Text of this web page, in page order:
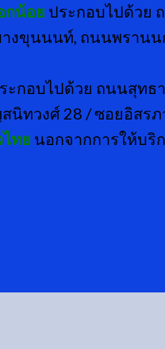
กน้อย ประกอบไปด้วย
งขุนนนท์, ถนนพราน
ะกอบไปด้วย ถนนสุทธ
ทวงศ์ 28 / ซอยอิสร
ทย นอกจากการให้บริ